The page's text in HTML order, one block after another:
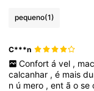
pequeno(1)
C***n
Confort á vel ,
calcanhar ,é mais
n ú mero ,entãose